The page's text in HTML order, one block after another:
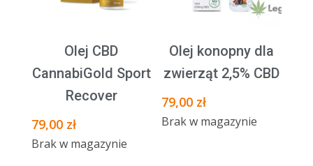
Olej CBD
CannabiGold Sport
Recover
79,00 zł
Brak w magazynie
Olej konopny dla
zwierząt 2,5% CBD
79,00 zł
Brak w magazynie